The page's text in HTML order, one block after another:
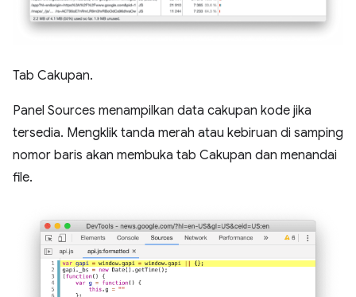
Tab Cakupan.
Panel Sources menampilkan data cakupan kode jika
tersedia. Mengklik tanda merah atau kebiruan di samping
nomor baris akan membuka tab Cakupan dan menandai
file.